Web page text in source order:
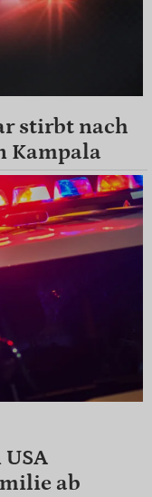
stirbt nach
Kampala
ab